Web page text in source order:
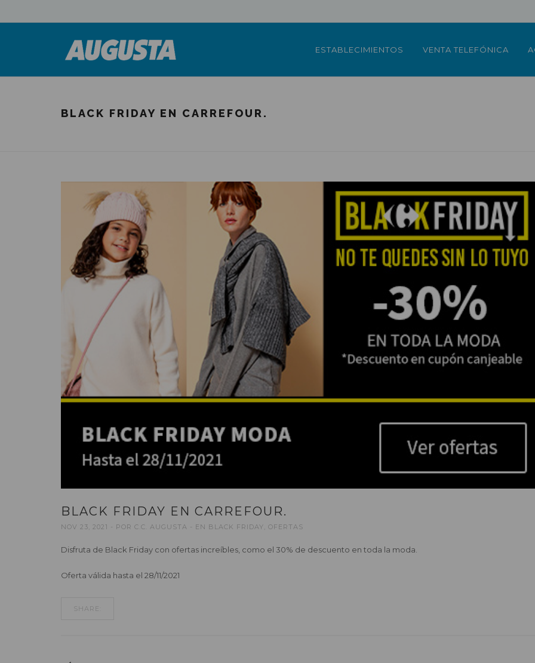
ESTABLECIMIENTOS VENTA TELEFÓNICA
BLACK FRIDAY EN CARREFOUR.
BLACK FRIDAY EN CARREFOUR.
NOV 23, 2021 POR C.C. AUGUSTA EN BLACK FRIDAY OFERTAS
Disfruta de Black Friday con ofertas increíbles, como el 30% de descuento en toda la moda.
Oferta válida hasta el 28/11/2021
SHARE: